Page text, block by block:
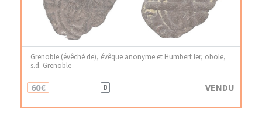
Grenoble (évêché de), évêque anonyme et Humbert Ier, obole,
s.d. Grenoble
60€ B VENDU